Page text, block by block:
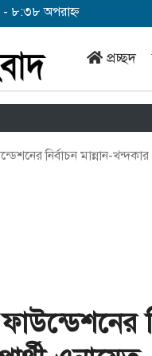
৮:৩৮ অপরাহ্ন
প্রচ্ছদ
নির্বাচন মান্নান-